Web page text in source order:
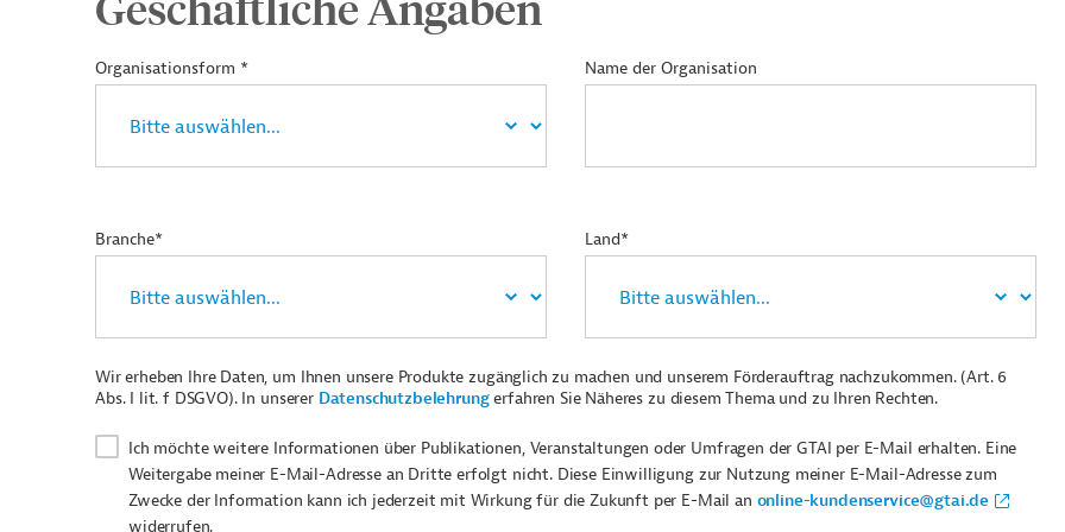
Organisationsform * Name der Organisation
Branche* Land*
Wir erheben Ihre Daten, um Ihnen unsere Produkte zugänglich zu machen und unserem Förderauftrag nachzukommen. (Art. 6
Abs. I lit. f DSGVO). In unserer Datenschutzbelehrungerfahren Sie Näheres zu diesem Thema und zu Ihren Rechten.
Ich möchte weitere Informationen über Publikationen, Veranstaltungen oder Umfragen der GTAI per E-Mail erhalten. Eine
Weitergabe meiner E-Mail-Adresse an Dritte erfolgt nicht. Diese Einwilligung zur Nutzung meiner E-Mail-Adresse zum
Zwecke der Information kann ich jederzeit mit Wirkung für die Zukunft per E-Mail an online-kundenservice@gtai.de
widerrufen.